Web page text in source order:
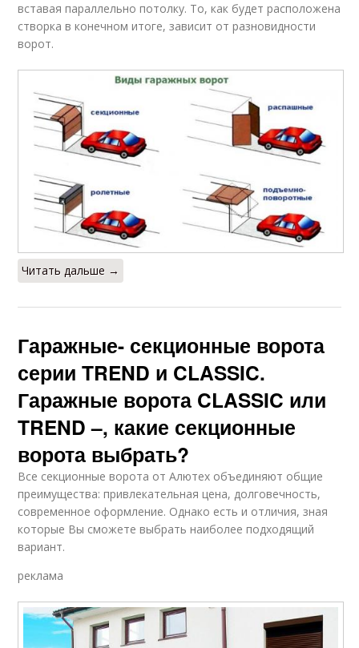
вставая параллельно потолку. То, как будет расположена
створка в конечном итоге, зависит от разновидности
ворот.
Читать дальше →
Гаражные- секционные ворота
серии TREND и CLASSIC.
Гаражные ворота CLASSIC или
TREND –, какие секционные
ворота выбрать?
Все секционные ворота от Алютех объединяют общие
преимущества: привлекательная цена, долговечность,
современное оформление. Однако есть и отличия, зная
которые Вы сможете выбрать наиболее подходящий
вариант.
реклама